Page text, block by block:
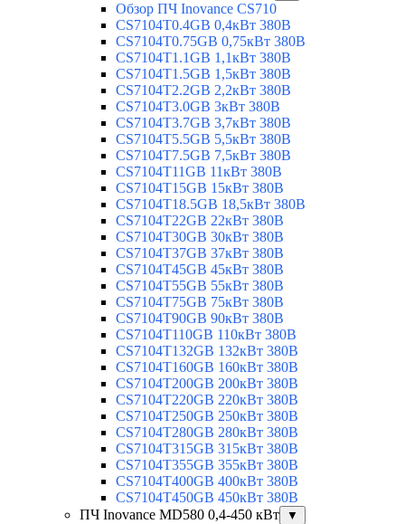
Обзор ПЧ Inovance CS710
CS7104T0.4GB 0,4кВт 380В
CS7104T0.75GB 0,75кВт 380В
CS7104T1.1GB 1,1кВт 380В
CS7104T1.5GB 1,5кВт 380В
CS7104T2.2GB 2,2кВт 380В
CS7104T3.0GB 3кВт 380В
CS7104T3.7GB 3,7кВт 380В
CS7104T5.5GB 5,5кВт 380В
CS7104T7.5GB 7,5кВт 380В
CS7104T11GB 11кВт 380В
CS7104T15GB 15кВт 380В
CS7104T18.5GB 18,5кВт 380В
CS7104T22GB 22кВт 380В
CS7104T30GB 30кВт 380В
CS7104T37GB 37кВт 380В
CS7104T45GB 45кВт 380В
CS7104T55GB 55кВт 380В
CS7104T75GB 75кВт 380В
CS7104T90GB 90кВт 380В
CS7104T110GB 110кВт 380В
CS7104T132GB 132кВт 380В
CS7104T160GB 160кВт 380В
CS7104T200GB 200кВт 380В
CS7104T220GB 220кВт 380В
CS7104T250GB 250кВт 380В
CS7104T280GB 280кВт 380В
CS7104T315GB 315кВт 380В
CS7104T355GB 355кВт 380В
CS7104T400GB 400кВт 380В
CS7104T450GB 450кВт 380В
ПЧ Inovance MD580 0,4-450 кВт
▼